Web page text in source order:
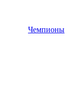
Чемпионы